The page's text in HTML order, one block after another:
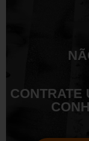
CONTRATE